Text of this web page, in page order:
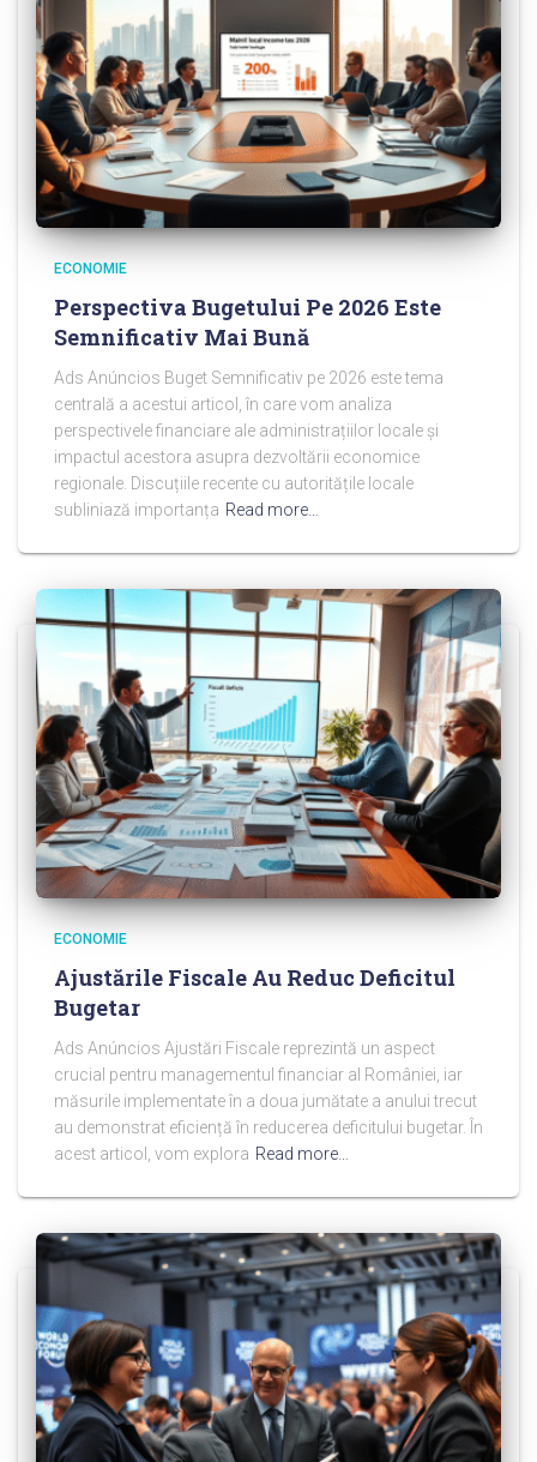
ECONOMIE
Perspectiva Bugetului Pe 2026 Este
Semnificativ Mai Bună
Ads Anúncios Buget Semnificativ pe 2026 este tema
centrală a acestui articol, în care vom analiza
perspectivele financiare ale administrațiilor locale și
impactul acestora asupra dezvoltării economice
regionale. Discuțiile recente cu autoritățile locale
subliniază importanța Read more…
ECONOMIE
Ajustările Fiscale Au Reduc Deficitul
Bugetar
Ads Anúncios Ajustări Fiscale reprezintă un aspect
crucial pentru managementul financiar al României, iar
măsurile implementate în a doua jumătate a anului trecut
au demonstrat eficiență în reducerea deficitului bugetar. În
acest articol, vom explora Read more…